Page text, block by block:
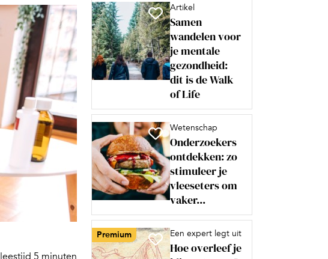
leestijd 5 minuten
Artikel
Samen
wandelen voor
je mentale
gezondheid:
dit is de Walk
of Life
Wetenschap
Onderzoekers
ontdekken: zo
stimuleer je
vleeseters om
vaker...
Premium Een expert legt uit
Hoe overleef je